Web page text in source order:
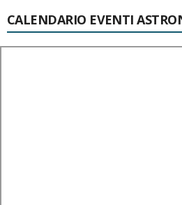
CALENDARIO EVENTI